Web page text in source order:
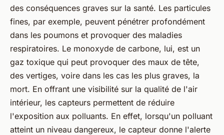
des conséquences graves sur la santé. Les particules
fines, par exemple, peuvent pénétrer profondément
dans les poumons et provoquer des maladies
respiratoires. Le monoxyde de carbone, lui, est un
gaz toxique qui peut provoquer des maux de tête,
des vertiges, voire dans les cas les plus graves, la
mort. En offrant une visibilité sur la qualité de l'air
intérieur, les capteurs permettent de réduire
l'exposition aux polluants. En effet, lorsqu'un polluant
atteint un niveau dangereux, le capteur donne l'alerte